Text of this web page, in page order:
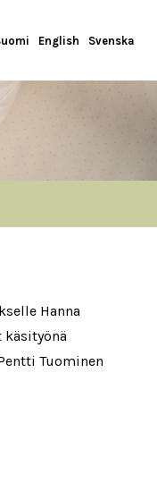
English Svenska
Hanna
käsityönä
Tuominen